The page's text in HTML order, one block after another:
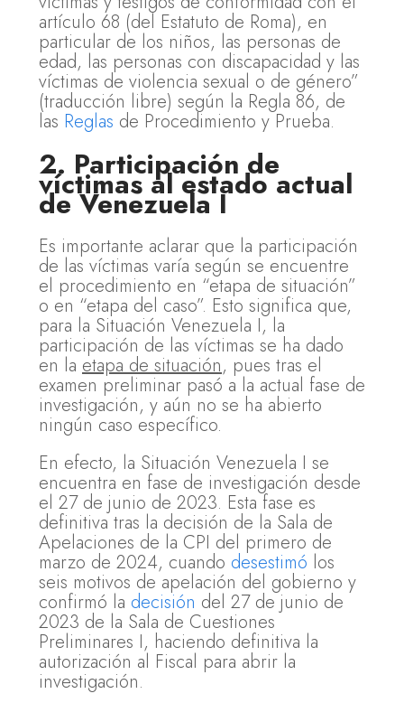
artículo 68 (del Estatuto de Roma), en
particular de los niños, las personas de
edad, las personas con discapacidad y las
víctimas de violencia sexual o de género”
(traducción libre) según la Regla 86, de
las Reglas de Procedimiento y Prueba.
2. Participación de
víctimas al estado actual
de Venezuela I
Es importante aclarar que la participación
de las víctimas varía según se encuentre
el procedimiento en “etapa de situación”
o en “etapa del caso”. Esto significa que,
para la Situación Venezuela I, la
participación de las víctimas se ha dado
en la etapa de situación, pues tras el
examen preliminar pasó a la actual fase de
investigación, y aún no se ha abierto
ningún caso específico.
En efecto, la Situación Venezuela I se
encuentra en fase de investigación desde
el 27 de junio de 2023. Esta fase es
definitiva tras la decisión de la Sala de
Apelaciones de la CPI del primero de
marzo de 2024, cuando desestimó los
seis motivos de apelación del gobierno y
confirmó la decisión del 27 de junio de
2023 de la Sala de Cuestiones
Preliminares I, haciendo definitiva la
autorización al Fiscal para abrir la
investigación.